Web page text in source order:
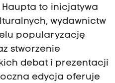
Haupta to inicjatywa
wydawnictw
popularyzację
stworzenie
debat i prezentacji
edycja oferuje